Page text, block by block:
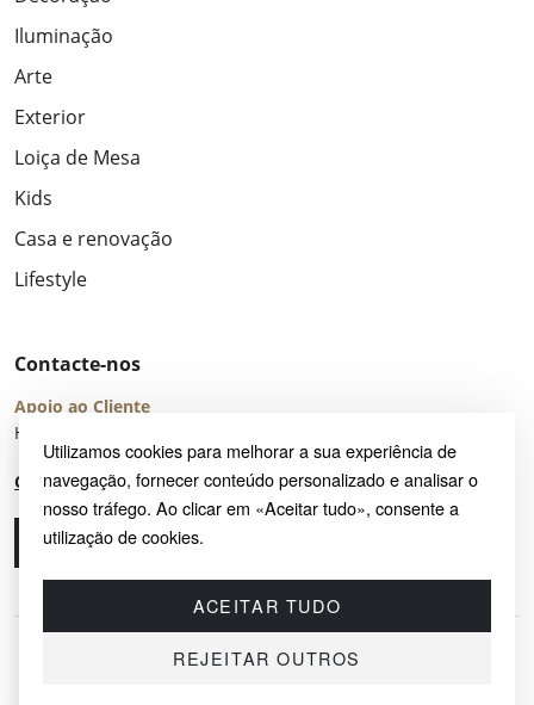
Utilizamos cookies para melhorar a sua experiência de
navegação, fornecer conteúdo personalizado e analisar o
nosso tráfego. Ao clicar em «Aceitar tudo», consente a
utilização de cookies.
ACEITAR TUDO
REJEITAR OUTROS
Iluminação
Arte
Exterior
Loiça de Mesa
Kids
Casa e renovação
Lifestyle
Contacte-nos
Apoio ao Cliente
Horário de Atendimento: seg – sex 8:00 – 16:00 (UTC+2)
Centro de Ajuda
Ligue-nos